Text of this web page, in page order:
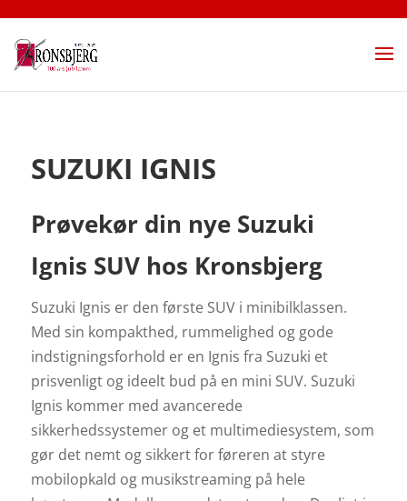
SUZUKI IGNIS
Prøvekør din nye Suzuki
Ignis SUV hos Kronsbjerg
Suzuki Ignis er den første SUV i minibilklassen.
Med sin kompakthed, rummelighed og gode
indstigningsforhold er en Ignis fra Suzuki et
prisvenligt og ideelt bud på en mini SUV. Suzuki
Ignis kommer med avancerede
sikkerhedssystemer og et multimediesystem, som
gør det nemt og sikkert for føreren at styre
mobilopkald og musikstreaming på hele